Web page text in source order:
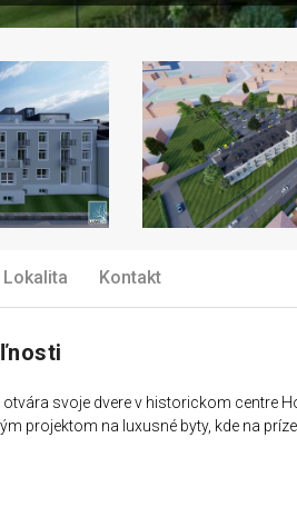
Lokalita Kontakt
svoje dvere v historickom centre
projektom na luxusné byty, kde na